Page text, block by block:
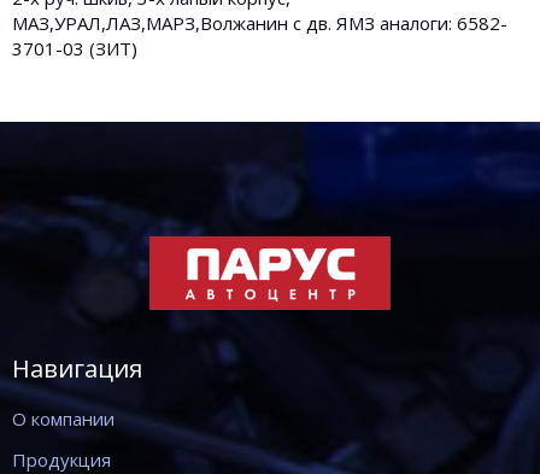
МАЗ,УРАЛ,ЛАЗ,МАРЗ,Волжанин с дв. ЯМЗ аналоги: 6582-
3701-03 (ЗИТ)
Навигация
О компании
Продукция